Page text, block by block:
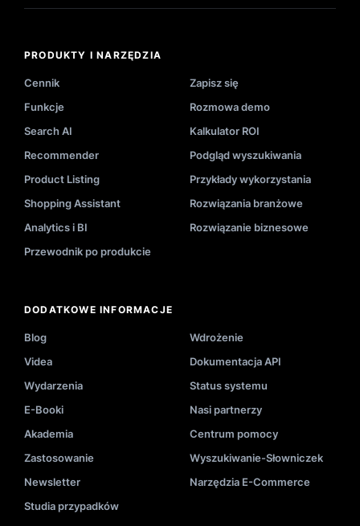
PRODUKTY I NARZĘDZIA
Cennik
Zapisz się
Funkcje
Rozmowa demo
Search AI
Kalkulator ROI
Recommender
Podgląd wyszukiwania
Product Listing
Przykłady wykorzystania
Shopping Assistant
Rozwiązania branżowe
Analytics i BI
Rozwiązanie biznesowe
Przewodnik po produkcie
DODATKOWE INFORMACJE
Blog
Wdrożenie
Videa
Dokumentacja API
Wydarzenia
Status systemu
E-Booki
Nasi partnerzy
Akademia
Centrum pomocy
Zastosowanie
Wyszukiwanie-Słowniczek
Newsletter
Narzędzia E-Commerce
Studia przypadków